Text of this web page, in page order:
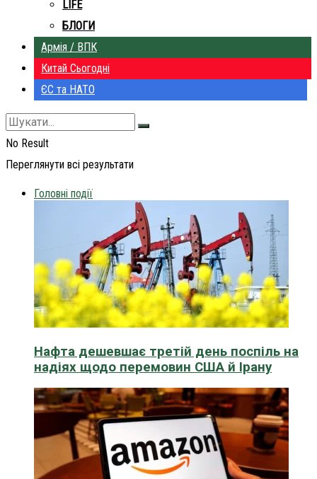
LIFE
БЛОГИ
Армія / ВПК
Китай Сьогодні
ЄС та НАТО
No Result
Переглянути всі результати
Головні події
Нафта дешевшає третій день поспіль на
надіях щодо перемовин США й Ірану